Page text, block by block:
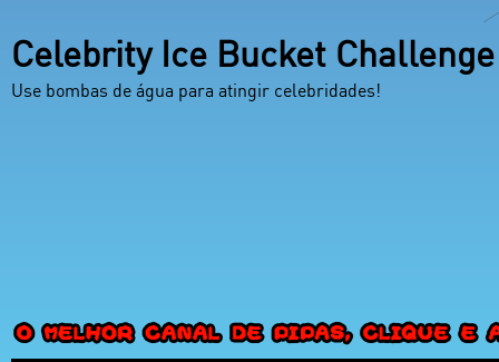
Celebrity Ice Bucket Challenge
Use bombas de água para atingir celebridades!